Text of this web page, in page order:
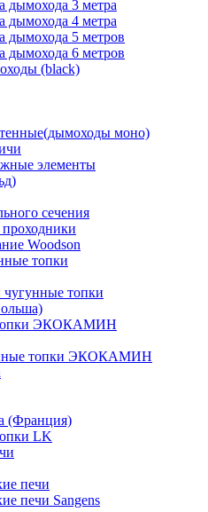
дымохода 3 метра
дымохода 4 метра
дымохода 5 метров
дымохода 6 метров
(black)
моно)
элементы
сечения
Woodson
топки
топки
ЭКОКАМИН
топки ЭКОКАМИН
(Франция)
LK
печи
печи Sangens